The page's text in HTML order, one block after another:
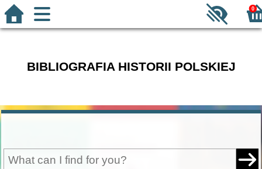
0
BIBLIOGRAFIA HISTORII POLSKIEJ